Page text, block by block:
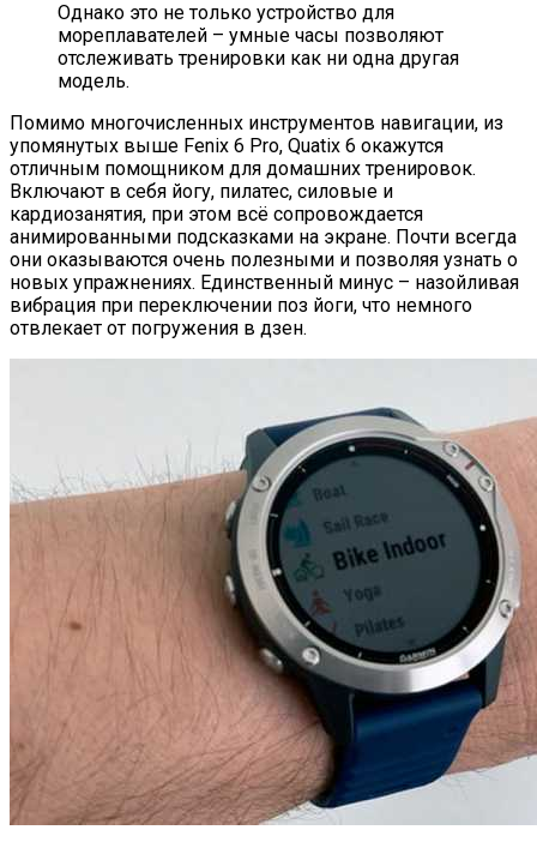
Однако это не только устройство для
мореплавателей – умные часы позволяют
отслеживать тренировки как ни одна другая
модель.
Помимо многочисленных инструментов навигации, из
упомянутых выше Fenix 6 Pro, Quatix 6 окажутся
отличным помощником для домашних тренировок.
Включают в себя йогу, пилатес, силовые и
кардиозанятия, при этом всё сопровождается
анимированными подсказками на экране. Почти всегда
они оказываются очень полезными и позволяя узнать о
новых упражнениях. Единственный минус – назойливая
вибрация при переключении поз йоги, что немного
отвлекает от погружения в дзен.